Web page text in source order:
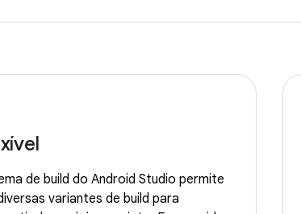
de build do Android Studio permite
variantes de build para